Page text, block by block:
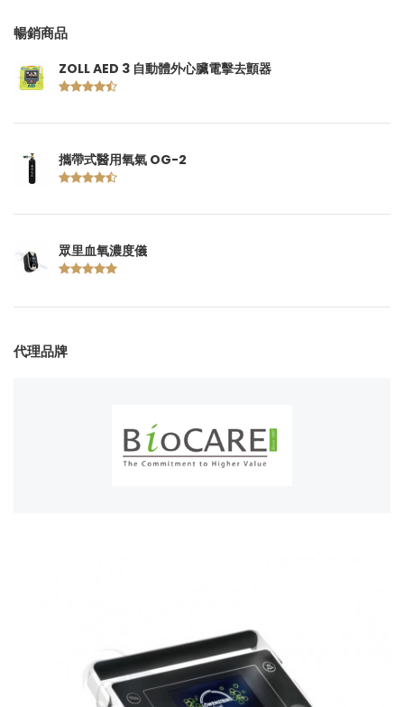
暢銷商品
ZOLL AED 3 自動體外心臟電擊去顫器
攜帶式醫用氧氣 OG-2
眾里血氧濃度儀
代理品牌